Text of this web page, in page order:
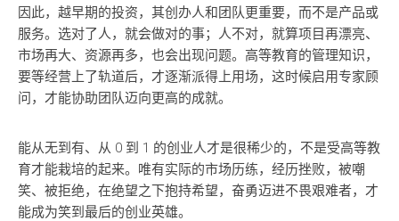
因此，越早期的投资，其创办人和团队更重要，而不是产品或
服务。选对了人，就会做对的事；人不对，就算项目再漂亮、
市场再大、资源再多，也会出现问题。高等教育的管理知识，
要等经营上了轨道后，才逐渐派得上用场，这时候启用专家顾
问，才能协助团队迈向更高的成就。
能从无到有、从 0 到 1 的创业人才是很稀少的，不是受高等教
育才能栽培的起来。唯有实际的市场历练，经历挫败，被嘲
笑、被拒绝，在绝望之下抱持希望，奋勇迈进不畏艰难者，才
能成为笑到最后的创业英雄。